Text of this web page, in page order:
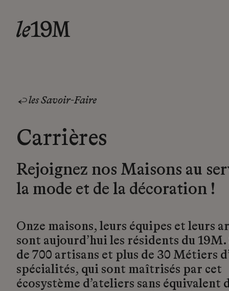
les Savoir-Faire
Carrières
Rejoignez nos Maisons au
la mode et de la décoration !
Onze maisons, leurs équipes et leurs
sont aujourd’hui les résidents du
de 700 artisans et plus de 30 Métiers
spécialités, qui sont maîtrisés par cet
écosystème d’ateliers sans équivalent